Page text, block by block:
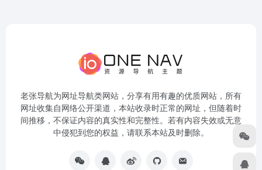
老张导航为网址导航类网站，分享有用有趣的优质网站，所有
网址收集自网络公开渠道，本站收录时正常的网址，但随着时
间推移，不保证内容的真实性和完整性。若有内容失效或无意
中侵犯到您的权益，请联系本站及时删除。